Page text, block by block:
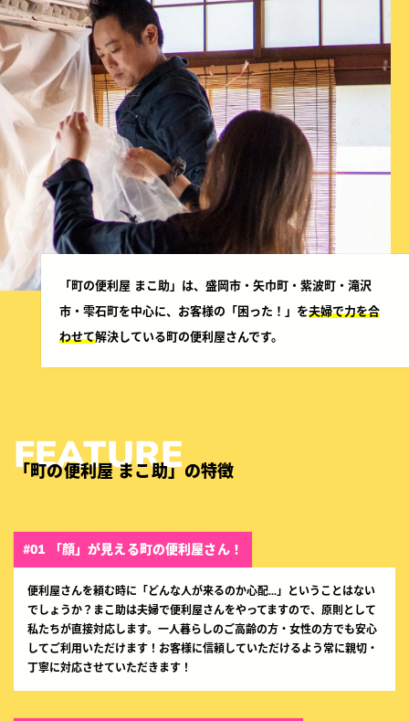
「町の便利屋 まこ助」は、盛岡市・矢巾町・紫波町・滝沢
市・雫石町を中心に、お客様の「困った！」を夫婦で力を合
わせて解決している町の便利屋さんです。
「町の便利屋 まこ助」の特徴
#01 「顔」が見える町の便利屋さん！
便利屋さんを頼む時に「どんな人が来るのか心配…」ということはない
でしょうか？まこ助は夫婦で便利屋さんをやってますので、原則として
私たちが直接対応します。一人暮らしのご高齢の方・女性の方でも安心
してご利用いただけます！お客様に信頼していただけるよう常に親切・
丁寧に対応させていただきます！